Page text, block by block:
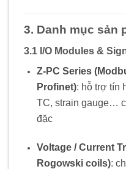
3. Danh mục sản
3.1 I/O Modules &
Z‑PC Series
Profinet): hỗ trợ tín
TC, strain gauge…
đặc
Voltage / Current
Rogowski coils):